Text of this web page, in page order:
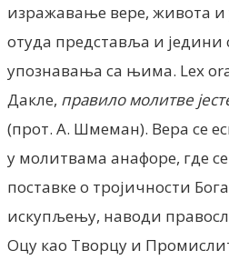
изражавање вере, живота
отуда представља и једини
упознавања са њима. Lex
Дакле, правило молитве
(прот. А. Шмеман). Вера се
у молитвама анафоре, где
поставке о тројичности
искупљењу, наводи
Оцу као Творцу и